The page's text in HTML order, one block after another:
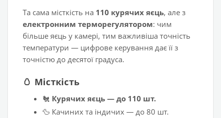
Та сама місткість на 110 курячих яєць, але з
електронним терморегулятором: чим
більше яєць у камері, тим важливіша точність
температури — цифрове керування дає її з
точністю до десятої градуса.
🥚 Місткість
🐔 Курячих яєць — до 110 шт.
🦆 Качиних та індичих — до 80 шт.